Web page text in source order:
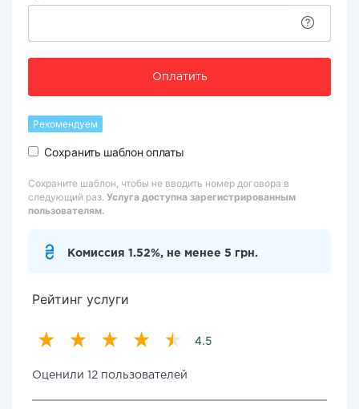
Оплатить
Рекомендуем
Сохранить шаблон оплаты
Сохраните шаблон, чтобы не вводить номер договора в
следующий раз. Услуга доступна зарегистрированным
пользователям.
Комиссия 1.52%, не менее 5 грн.
Рейтинг услуги
4.5
Оценили 12 пользователей